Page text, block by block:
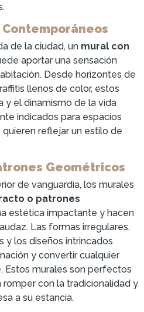
de la ciudad, un mural con
aportar una sensación
Desde horizontes de
llenos de color, estos
y el dinamismo de la vida
indicados para espacios
reflejar un estilo de
Geométricos
de vanguardia, los murales
o patrones
estética impactante y hacen
Las formas irregulares,
y los diseños intrincados
y convertir cualquier
Estos murales son perfectos
con la tradicionalidad y
a su estancia.